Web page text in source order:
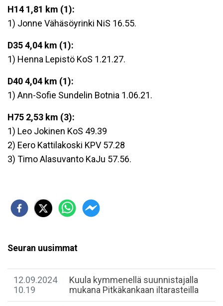
H14 1,81 km (1):
1) Jonne Vähäsöyrinki NiS 16.55.
D35 4,04 km (1):
1) Henna Lepistö KoS 1.21.27.
D40 4,04 km (1):
1) Ann-Sofie Sundelin Botnia 1.06.21.
H75 2,53 km (3):
1) Leo Jokinen KoS 49.39
2) Eero Kattilakoski KPV 57.28
3) Timo Alasuvanto KaJu 57.56.
Seuran uusimmat
12.09.2024
10.19
​Kuula kymmenellä suunnistajalla
mukana Pitkäkankaan iltarasteilla